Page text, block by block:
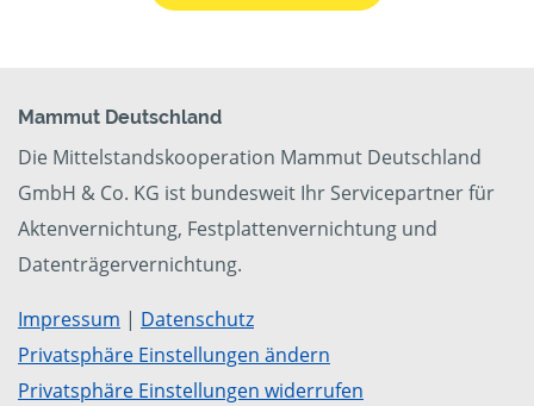
Mammut Deutschland
Die Mittelstandskooperation Mammut Deutschland
GmbH & Co. KG ist bundesweit Ihr Servicepartner für
Aktenvernichtung, Festplattenvernichtung und
Datenträgervernichtung.
Impressum | Datenschutz
Privatsphäre Einstellungen ändern
Privatsphäre Einstellungen widerrufen